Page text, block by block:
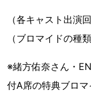
（各キャスト出演
（ブロマイドの種
※緒方佑奈さん・
付A席の特典ブロ